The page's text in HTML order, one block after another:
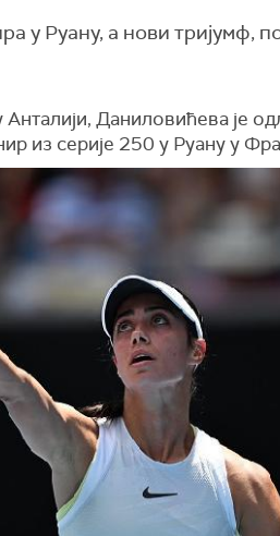
у Руану, а нови тријумф,
Анталији, Даниловићева је
из серије 250 у Руану у